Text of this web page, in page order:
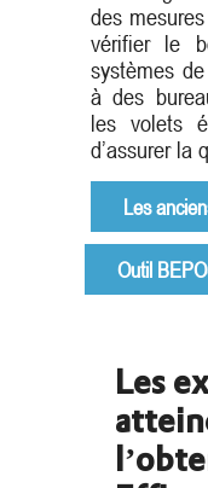
des
vérifier le
systèmes
à des
les volets
d’assurer la
Les
Outil
Les